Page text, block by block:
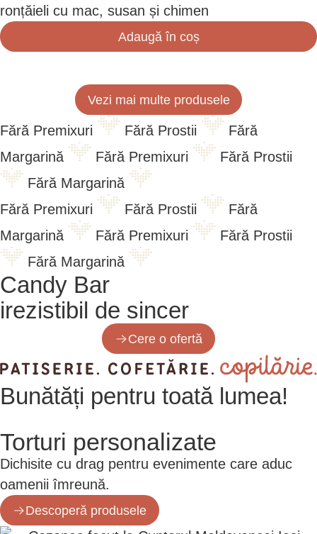
ronțăieli cu mac, susan și chimen
Adaugă în coș
Vezi mai multe produsele
Fără Premixuri Fără Prostii
Fără
Margarină
Fără Premixuri
Fără Prostii
Fără Margarină
Fără Premixuri
Fără Prostii
Fără
Margarină
Fără Premixuri
Fără Prostii
Fără Margarină
Candy Bar
irezistibil de sincer
Cere o ofertă
Bunătăți pentru toată lumea!
Torturi personalizate
Dichisite cu drag pentru evenimente care aduc
oamenii îmreună.
Descoperă produsele